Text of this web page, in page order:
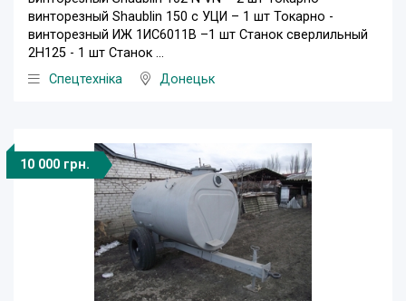
винторезный Shaublin 150 с УЦИ – 1 шт Токарно -
винторезный ИЖ 1ИС6011В –1 шт Станок сверлильный
2Н125 - 1 шт Станок ...
Спецтехніка
Донецьк
10 000 грн.